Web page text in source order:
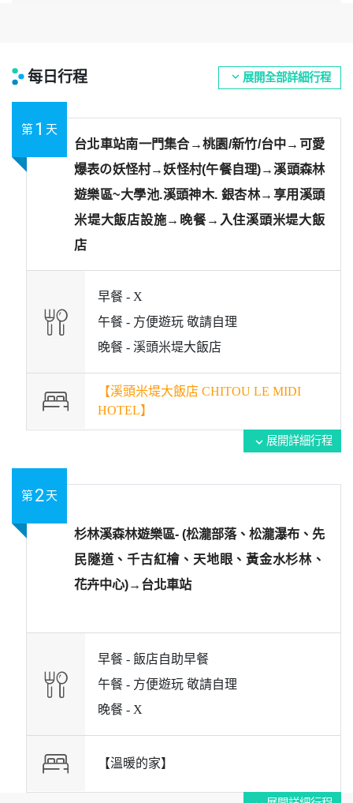
每日行程 expand_more 展開全部詳細行程
第 1 天
台北車站南一門集合→桃園/新竹/台中→可愛
爆表の妖怪村→妖怪村(午餐自理)→溪頭森林
遊樂區~大學池.溪頭神木. 銀杏林→享用溪頭
米堤大飯店設施→晚餐→入住溪頭米堤大飯
店
早餐 - X
午餐 - 方便遊玩 敬請自理
晚餐 - 溪頭米堤大飯店
【溪頭米堤大飯店 CHITOU LE MIDI
HOTEL】
expand_more 展開詳細行程
第 2天
杉林溪森林遊樂區- (松瀧部落、松瀧瀑布、先
民隧道、千古紅檜、天地眼、黃金水杉林、
花卉中心)→台北車站
早餐 - 飯店自助早餐
午餐 - 方便遊玩 敬請自理
晚餐 - X
【溫暖的家】